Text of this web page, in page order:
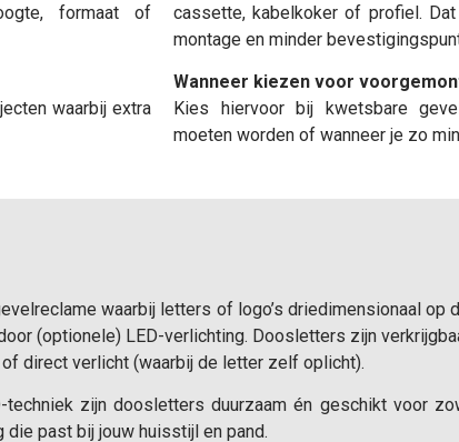
formaat of
waarbij extra
cassette, kabelkoker of profiel.
montage en minder
Wanneer kiezen voor
Kies hiervoor bij kwetsbare
moeten worden of wanneer je zo
waarbij letters of logo’s driedimensionaal
(optionele) LED-verlichting. Doosletters zijn
direct verlicht (waarbij de letter zelf oplicht).
techniek zijn doosletters duurzaam én geschikt voor
past bij jouw huisstijl en pand.